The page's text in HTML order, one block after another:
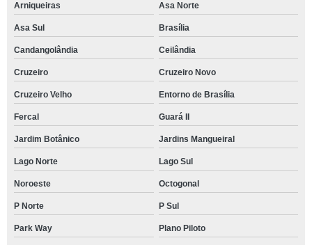
Arniqueiras Asa Norte
Asa Sul Brasília
Candangolândia Ceilândia
Cruzeiro Cruzeiro Novo
Cruzeiro Velho Entorno de Brasília
Fercal Guará II
Jardim Botânico Jardins Mangueiral
Lago Norte Lago Sul
Noroeste Octogonal
P Norte P Sul
Park Way Plano Piloto